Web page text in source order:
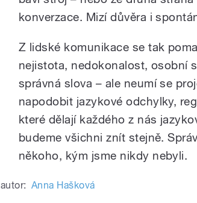
konverzace. Mizí důvěra i
Z lidské komunikace se tak
nejistota, nedokonalost, osobní
správná slova – ale neumí se
napodobit jazykové odchylky,
které dělají každého z nás
budeme všichni znít stejně.
někoho, kým jsme nikdy nebyli.
autor: Anna Hašková